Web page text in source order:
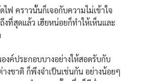
ฟ คราวนั้นก็เจอกับความไม่เข้าใจ
งที่สุดแล้ว เฮียหน่อยก็ทำให้เห็นและ
งค์ประกอบบางอย่างให้สอดรับกับ
งชาติ ก็พึงจำเป็นเช่นกัน อย่างน้อยๆ